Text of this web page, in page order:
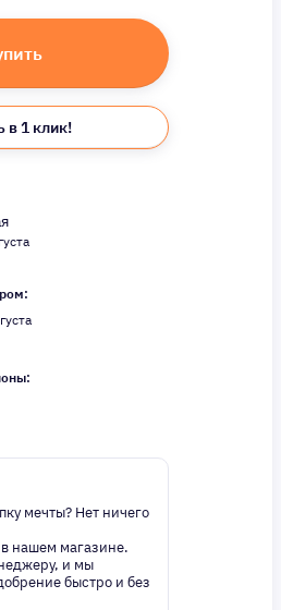
в 1 клик!
мечты? Нет ничего
нашем магазине.
и мы
быстро и без